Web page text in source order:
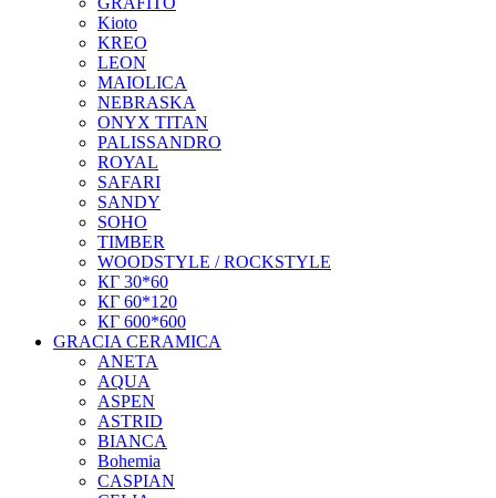
Kioto
KREO
LEON
MAIOLICA
NEBRASKA
ONYX TITAN
PALISSANDRO
ROYAL
SAFARI
SANDY
SOHO
TIMBER
WOODSTYLE / ROCKSTYLE
КГ 30*60
КГ 60*120
КГ 600*600
GRACIA CERAMICA
ANETA
AQUA
ASPEN
ASTRID
BIANCA
Bohemia
CASPIAN